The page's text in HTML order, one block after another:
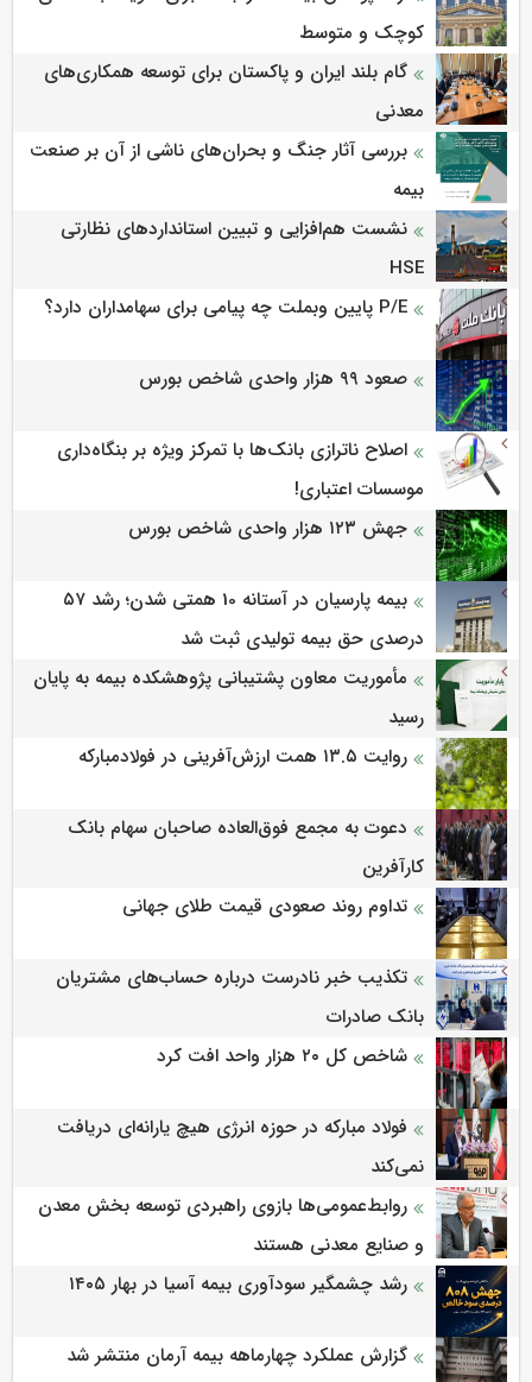
کوچک و متوسط
گام بلند ایران و پاکستان برای توسعه همکاری‌های
معدنی
بررسی آثار جنگ و بحران‌های ناشی از آن بر صنعت
بیمه
نشست هم‌افزایی و تبیین استانداردهای نظارتی
HSE
P/E پایین وبملت چه پیامی برای سهامداران دارد؟
صعود ۹۹ هزار واحدی شاخص بورس
اصلاح ناترازی بانک‌ها با تمرکز ویژه بر بنگاه‌داری
موسسات اعتباری!
جهش ۱۲۳ هزار واحدی شاخص بورس
بیمه پارسیان در آستانه 10 همتی شدن؛ رشد ۵۷
درصدی حق بیمه تولیدی ثبت شد
مأموریت معاون پشتیبانی پژوهشكده بیمه به پایان
رسید
روایت ۱۳.۵ همت ارزش‌آفرینی در فولادمبارکه
دعوت به مجمع فوق‌العاده صاحبان سهام بانک
کارآفرین
تداوم روند صعودی قیمت طلای جهانی
تکذیب خبر نادرست درباره حساب‌های مشتریان
بانک صادرات
شاخص کل ۲۰ هزار واحد افت کرد
فولاد مبارکه در حوزه انرژی هیچ یارانه‌ای دریافت
نمی‌کند
روابط‌‌عمومی‌ها بازوی راهبردی توسعه بخش معدن
و صنایع معدنی هستند
رشد چشمگیر سودآوری بیمه آسیا در بهار ۱۴۰۵
گزارش عملکرد چهارماهه بیمه آرمان منتشر شد